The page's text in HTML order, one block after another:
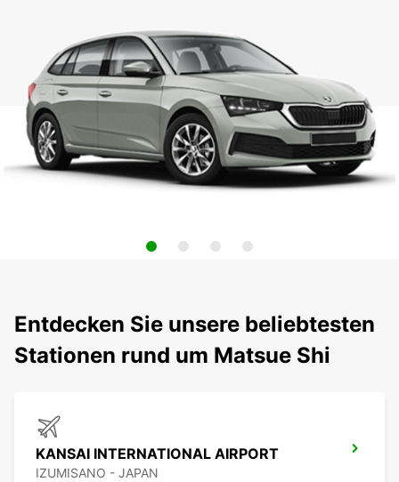
Entdecken Sie unsere beliebtesten
Stationen rund um Matsue Shi
KANSAI INTERNATIONAL AIRPORT
IZUMISANO - JAPAN